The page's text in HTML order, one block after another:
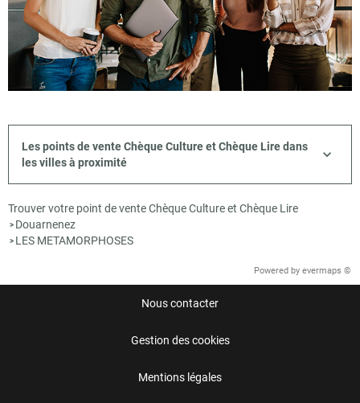
Les points de vente Chèque Culture et Chèque Lire dans
les villes à proximité
Trouver votre point de vente Chèque Culture et Chèque Lire
> Douarnenez
> LES METAMORPHOSES
Powered by evermaps ©
Nous contacter
Gestion des cookies
Mentions légales